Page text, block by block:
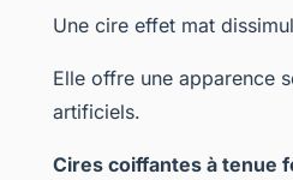
Une cire effet mat
Elle offre une apparence
artificiels.
Cires coiffantes à tenue